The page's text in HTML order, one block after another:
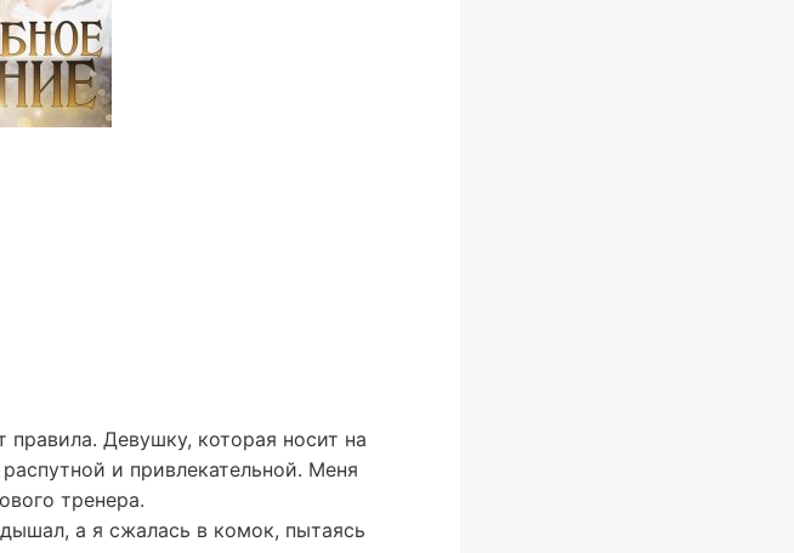
Девушку, которая носит на
и привлекательной. Меня
тренера.
а я сжалась в комок, пытаясь